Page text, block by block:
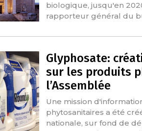
biologique, jusqu'en
rapporteur général du
Glyphosate:
sur les produits
l’Assemblée
Une mission
phytosanitaires a été
nationale, sur fond de